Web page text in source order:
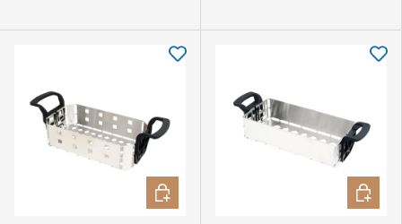
IN DEN WARENKORB IN DEN